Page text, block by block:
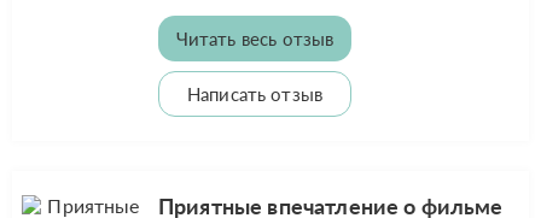
Читать весь отзыв
Написать отзыв
Приятные впечатление о фильме